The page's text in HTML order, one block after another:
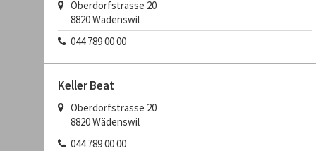
Oberdorfstrasse 20
8820Wädenswil
044 789 00 00
Keller Beat
Oberdorfstrasse 20
8820Wädenswil
044 789 00 00